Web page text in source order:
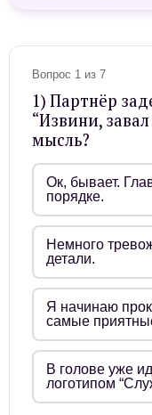
Вопрос 1 из 7
1) Партнёр
“Извини,
мысль?
Ок, бывает.
порядке.
Немного
детали.
Я начинаю
самые
В голове уже
логотипом